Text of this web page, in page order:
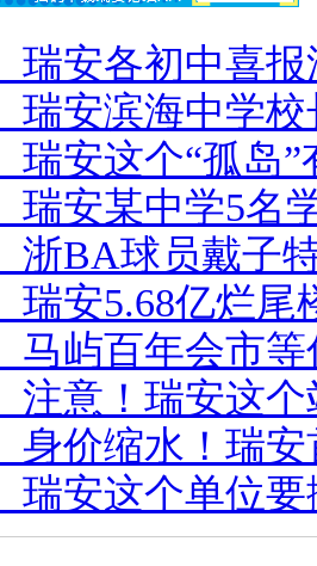
瑞安各初中喜
瑞安滨海中学
瑞安这个“孤岛
瑞安某中学5名
浙BA球员戴子
瑞安5.68亿烂
马屿百年会市
注意！瑞安这
身价缩水！瑞
瑞安这个单位